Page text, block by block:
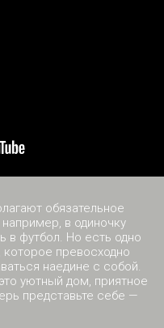
обязательное
в одиночку
в футбол. Но есть одно
которое превосходно
наедине с собой.
уютный дом, приятное
представьте себе —